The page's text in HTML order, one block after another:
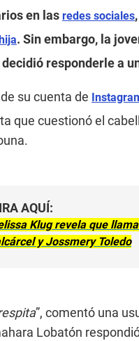
en las redes sociales
. Sin embargo, la
responderle a
su cuenta de
que cuestionó el
AQUÍ:
Klug revela que
y Jossmery Toledo
”, comentó una
Lobatón